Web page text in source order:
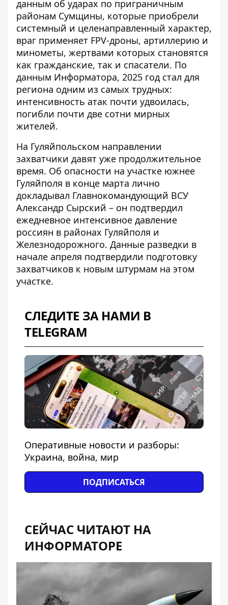
данным об ударах по приграничным
районам Сумщины, которые приобрели
системный и целенаправленный характер,
враг применяет FPV-дроны, артиллерию и
минометы, жертвами которых становятся
как гражданские, так и спасатели. По
данным Информатора, 2025 год стал для
региона одним из самых трудных:
интенсивность атак почти удвоилась,
погибли почти две сотни мирных
жителей.
На Гуляйпольском направлении
захватчики давят уже продолжительное
время. Об опасности на участке южнее
Гуляйполя в конце марта лично
докладывал Главнокомандующий ВСУ
Александр Сырский – он подтвердил
ежедневное интенсивное давление
россиян в районах Гуляйполя и
Железнодорожного. Данные разведки в
начале апреля подтвердили подготовку
захватчиков к новым штурмам на этом
участке.
СЛЕДИТЕ ЗА НАМИ В
TELEGRAM
Оперативные новости и разборы:
Украина, война, мир
ПОДПИСАТЬСЯ
СЕЙЧАС ЧИТАЮТ НА
ИНФОРМАТОРЕ